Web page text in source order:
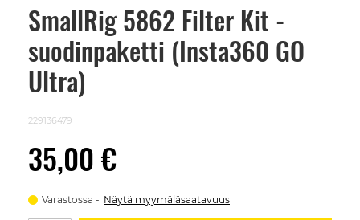
SmallRig 5862 Filter Kit -
suodinpaketti (Insta360 GO
Ultra)
229136479
35,00 €
Varastossa Näytä myymäläsaatavuus
Skip
beginning
images